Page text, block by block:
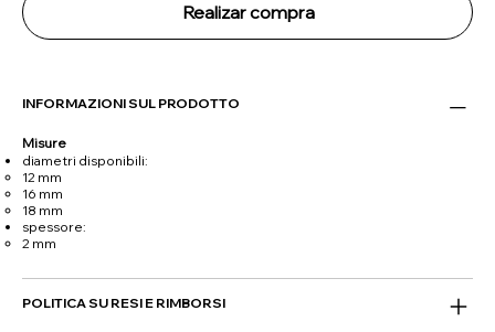
Realizar compra
INFORMAZIONI SUL PRODOTTO
Misure
diametri disponibili:
12 mm
16 mm
18 mm
spessore:
2 mm
POLITICA SU RESI E RIMBORSI